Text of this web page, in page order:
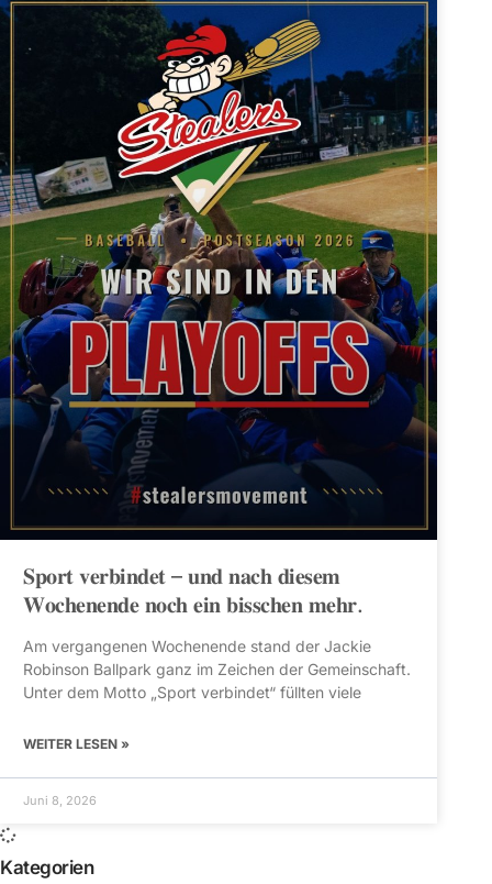
𝐒𝐩𝐨𝐫𝐭 𝐯𝐞𝐫𝐛𝐢𝐧𝐝𝐞𝐭 – 𝐮𝐧𝐝 𝐧𝐚𝐜𝐡 𝐝𝐢𝐞𝐬𝐞𝐦
𝐖𝐨𝐜𝐡𝐞𝐧𝐞𝐧𝐝𝐞 𝐧𝐨𝐜𝐡 𝐞𝐢𝐧 𝐛𝐢𝐬𝐬𝐜𝐡𝐞𝐧 𝐦𝐞𝐡𝐫.
Am vergangenen Wochenende stand der Jackie
Robinson Ballpark ganz im Zeichen der Gemeinschaft.
Unter dem Motto „Sport verbindet“ füllten viele
WEITER LESEN »
Juni 8, 2026
Kategorien